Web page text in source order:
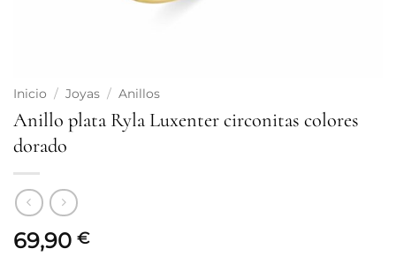
Inicio / Joyas / Anillos
Anillo plata Ryla Luxenter circonitas colores
dorado
69,90 €